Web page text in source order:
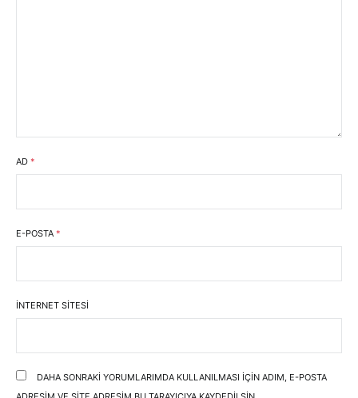
AD *
E-POSTA *
İNTERNET SITESI
DAHA SONRAKI YORUMLARIMDA KULLANILMASI IÇIN ADIM, E-POSTA